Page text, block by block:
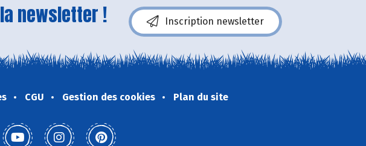
newsletter ! Inscription newsletter
CGU Gestion des cookies Plan du site